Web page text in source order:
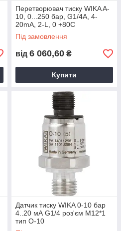
Перетворювач тиску WIKA A-
10, 0...250 бар, G1/4А, 4-
20mA, 2-L, 0 +80С
Під замовлення
від 6 060,60 ₴
Купити
Датчик тиску WIKA 0-10 бар
4..20 мА G1/4 роз'єм M12*1
тип O-10